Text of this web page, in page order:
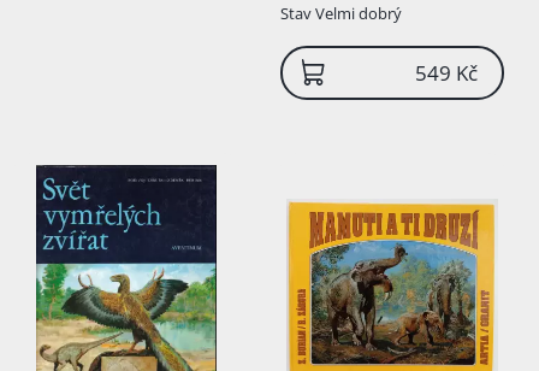
StavVelmi dobrý
549 Kč